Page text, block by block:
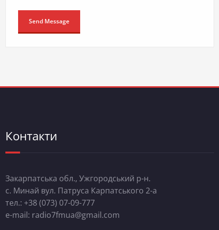
Контакти
Закарпатська обл., Ужгородський р-н.
с. Минай вул. Патруса Карпатського 2-а
тел.: +38 (073) 07-09-777
e-mail: radio7fmua@gmail.com